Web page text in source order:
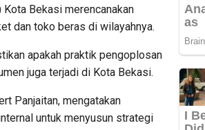
Kota Bekasi merencanakan
dan toko beras di wilayahnya.
apakah praktik pengoplosan
juga terjadi di Kota Bekasi.
Panjaitan, mengatakan
untuk menyusun strategi